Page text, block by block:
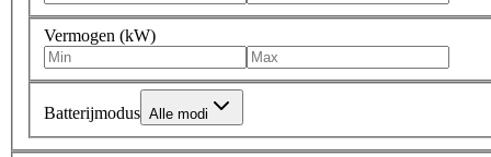
Vermogen (kW)
Batterijmodus Alle modi